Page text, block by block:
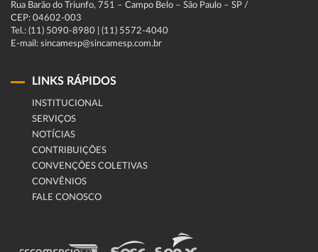
Rua Barão do Triunfo, 751 – Campo Belo – São Paulo – SP /
CEP: 04602-003
Tel.: (11) 5090-8980 | (11) 5572-4040
E-mail: sincamesp@sincamesp.com.br
LINKS RÁPIDOS
INSTITUCIONAL
SERVIÇOS
NOTÍCIAS
CONTRIBUIÇÕES
CONVENÇÕES COLETIVAS
CONVÊNIOS
FALE CONOSCO